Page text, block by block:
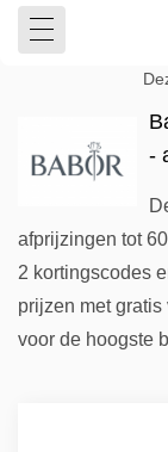
-
afprijzingen tot
2 kortingscodes
prijzen met
voor de hoogste